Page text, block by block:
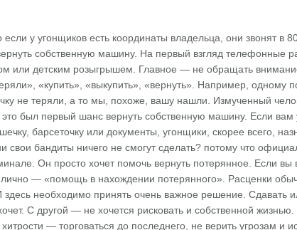
если у угонщиков есть координаты владельца, они звонят в
собственную машину. На первый взгляд телефонные
или детским розыгрышем. Главное — не обращать
«купить», «выкупить», «вернуть». Например, одному
не теряли, а то мы, похоже, вашу нашли. Измученный
был первый шанс вернуть собственную машину. Если
барсеточку или документы, угонщики, скорее всего,
бандиты ничего не смогут сделать? потому что
Он просто хочет помочь вернуть потерянное. Если
— «помощь в нахождении потерянного». Расценки
здесь необходимо принять очень важное решение. Сдавать
С другой — не хочется рисковать и собственной
— торговаться до последнего, не верить угрозам и